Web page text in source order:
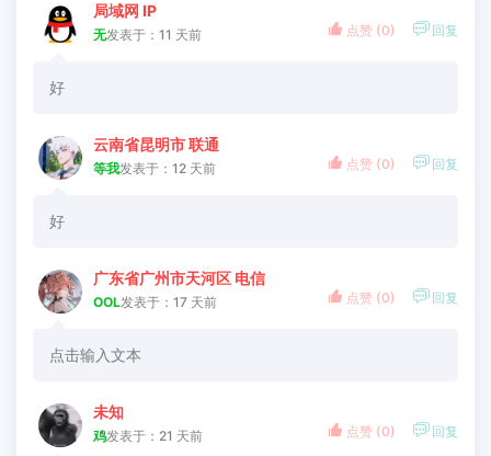
局域网 IP
无发表于：11 天前
好
 点赞 (0)  回复
云南省昆明市 联通
等我发表于：12 天前
好
 点赞 (0)  回复
广东省广州市天河区 电信
OOL发表于：17 天前
点击输入文本
 点赞 (0)  回复
未知
鸡发表于：21 天前  点赞 (0)  回复